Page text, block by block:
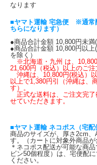
なります
■ヤマト運輸 宅急便 ※通常
ちらになります）
●商品合計金額 10,800円未
●商品合計金額 10,800円以上
を除く）
※北海道・九州 は、
21,600円（税込）以上のご注
沖縄は、10,800円(税込）
以上で1,380円引（沖縄は、
す）。
正式な送料は、ご注文完了
せていただきます。
■ヤマト運輸 ネコポス（宅配
商品のサイズが、厚さ2cm
す。（カートに対象外商品が
＊ネコポス配送が可能な商
ビン50個程度）は、宅便配
ください。